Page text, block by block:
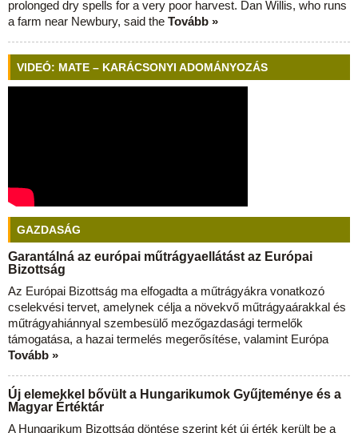
prolonged dry spells for a very poor harvest. Dan Willis, who runs
a farm near Newbury, said the Tovább »
VIDEÓ: MATE – KARÁCSONYI ADOMÁNYOZÁS
GAZDASÁG
Garantálná az európai műtrágyaellátást az Európai
Bizottság
Az Európai Bizottság ma elfogadta a műtrágyákra vonatkozó
cselekvési tervet, amelynek célja a növekvő műtrágyaárakkal és
műtrágyahiánnyal szembesülő mezőgazdasági termelők
támogatása, a hazai termelés megerősítése, valamint Európa
Tovább »
Új elemekkel bővült a Hungarikumok Gyűjteménye és a
Magyar Értéktár
A Hungarikum Bizottság döntése szerint két új érték került be a